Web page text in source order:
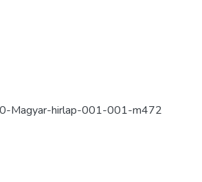
Magyar-hirlap-001-001-m472